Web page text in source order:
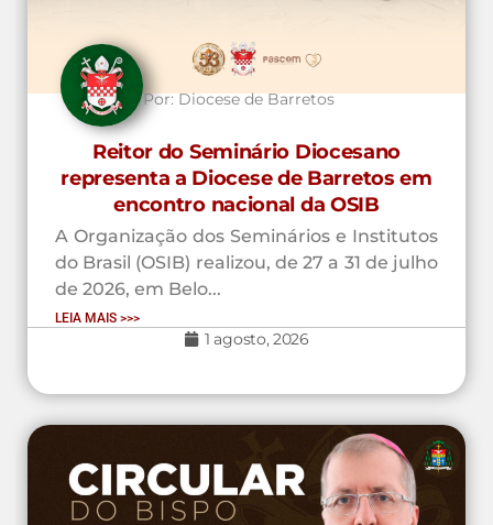
Por:Diocese de Barretos
Reitor do Seminário Diocesano
representa a Diocese de Barretos em
encontro nacional da OSIB
A Organização dos Seminários e Institutos
do Brasil (OSIB) realizou, de 27 a 31 de julho
de 2026, em Belo...
LEIA MAIS >>>
1 agosto, 2026